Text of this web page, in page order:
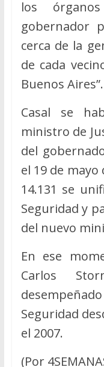
los
gobernador
cerca de la
de cada
Buenos Aires”.
Casal se
ministro de
del
el 19 de mayo
14.131 se
Seguridad y
del nuevo
En ese
Carlos
Seguridad
el 2007.
(Por